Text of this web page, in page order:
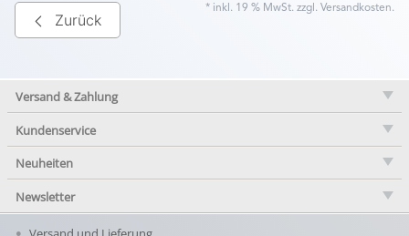
Zurück
* inkl. 19 % MwSt. zzgl. Versandkosten.
Versand & Zahlung
Kundenservice
Neuheiten
Newsletter